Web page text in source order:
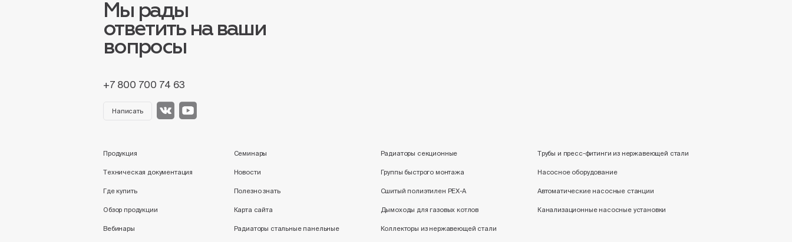
Мы рады
ответить на ваши
вопросы
+7 800 700 74 63
Написать
Продукция
Техническая документация
Где купить
Обзор продукции
Вебинары
Семинары
Новости
Полезно знать
Карта сайта
Радиаторы стальные панельные
Радиаторы секционные
Группы быстрого монтажа
Сшитый полиэтилен PEX-A
Дымоходы для газовых котлов
Коллекторы из нержавеющей стали
Трубы и пресс-фитинги из нержавеющей стали
Насосное оборудование
Автоматические насосные станции
Канализационные насосные установки